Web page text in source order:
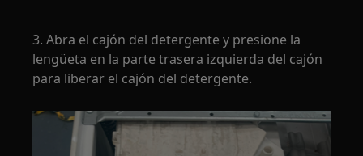
3. Abra el cajón del detergente y presione la
lengüeta en la parte trasera izquierda del cajón
para liberar el cajón del detergente.